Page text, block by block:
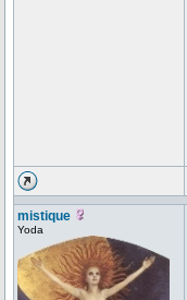
mistique
Yoda